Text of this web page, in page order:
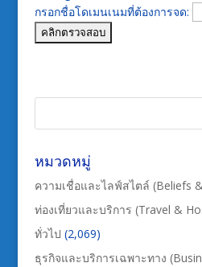
กรอกชื่อโดเมนเนมที่ต้องการจด:
หมวดหมู่
ความเชื่อและไลฟ์สไตล์ (Beliefs
ท่องเที่ยวและบริการ (Travel &
ทั่วไป (2,069)
ธุรกิจและบริการเฉพาะทาง